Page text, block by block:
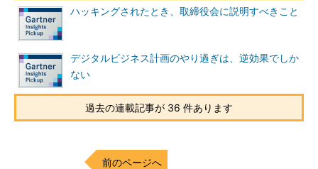
ハッキングされたとき、取締役会に説明すべきこと
デジタルビジネス計画のやり過ぎは、逆効果でしか
ない
過去の連載記事が 36 件あります
前のページへ